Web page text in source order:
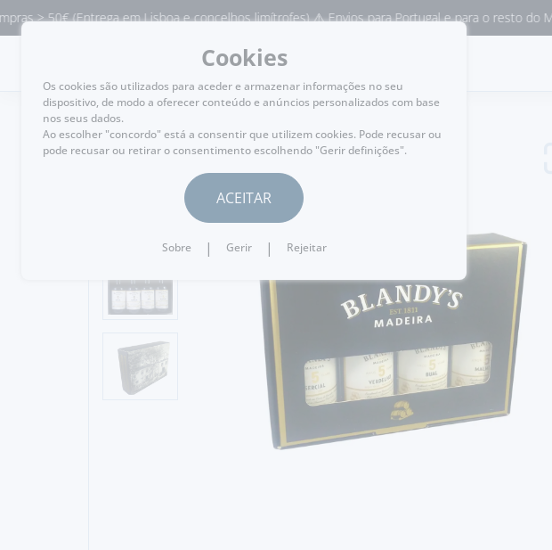
(Entrega em Lisboa e concelhos limítrofes) ⚠️ Envios para Portugal e para o resto do Mundo⚠️
MENU
VOLTAR
Cookies
Os cookies são utilizados para aceder e armazenar informações no seu
dispositivo, de modo a oferecer conteúdo e anúncios personalizados com base
nos seus dados.
Ao escolher "concordo" está a consentir que utilizem cookies. Pode recusar ou
pode recusar ou retirar o consentimento escolhendo "Gerir definições".
ACEITAR
Sobre | Gerir | Rejeitar